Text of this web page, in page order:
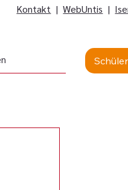
Kontakt |WebUntis |